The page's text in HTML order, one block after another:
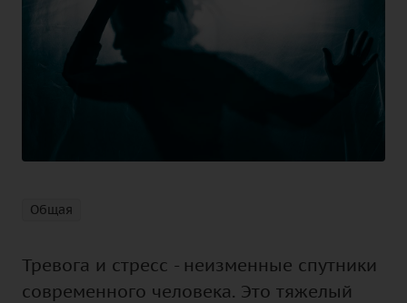
Общая
Тревога и стресс - неизменные спутники
современного человека. Это тяжелый